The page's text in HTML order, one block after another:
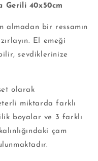
Gerili 40x50cm
almadan bir ressamın
El emeği
sevdiklerinize
olarak
miktarda farklı
boyalar ve 3 farklı
çam